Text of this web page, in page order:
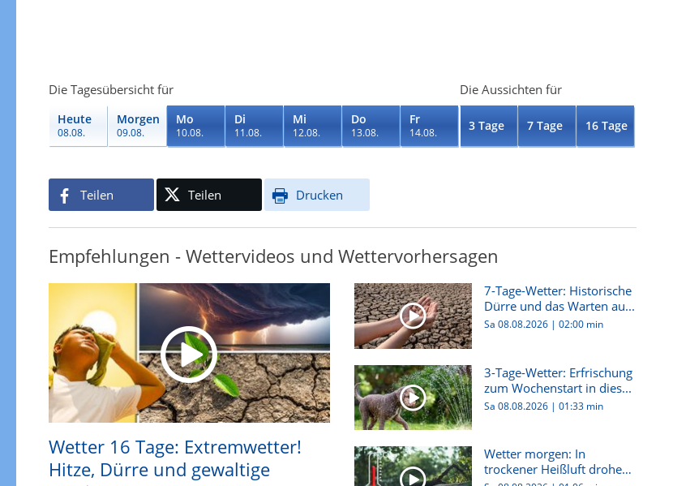
Die Tagesübersicht für
Heute
08.08.
Morgen
09.08.
Mo
10.08.
Di
11.08.
Mi
12.08.
Do
13.08.
Fr
14.08.
Die Aussichten für
3 Tage 7 Tage 16 Tage
Teilen Teilen Drucken
Empfehlungen - Wettervideos und Wettervorhersagen
Wetter 16 Tage: Extremwetter!
Hitze, Dürre und gewaltige
7-Tage-Wetter: Historische
Dürre und das Warten au...
Sa 08.08.2026 |02:00 min
3-Tage-Wetter: Erfrischung
zum Wochenstart in dies...
Sa 08.08.2026 |01:33 min
Wetter morgen: In
trockener Heißluft drohen